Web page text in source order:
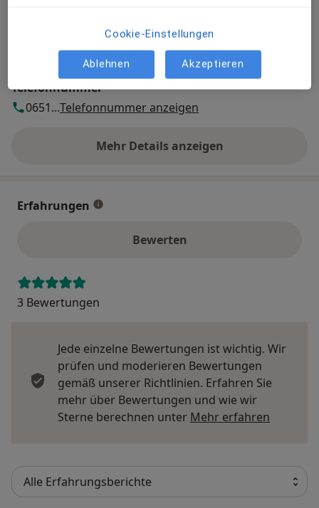
Akzeptierte Versicherungen
Telefonnummer
0651...Telefonnummer anzeigen
Mehr Details anzeigen
über die Adresse
Erfahrungen
Bewerten
3 Bewertungen
Jede einzelne Bewertungen ist wichtig. Wir
prüfen und moderieren Bewertungen
gemäß unserer Richtlinien. Erfahren Sie
mehr über Bewertungen und wie wir
Sterne berechnen unter Mehr erfahren
Cookie-Einstellungen
Ablehnen Akzeptieren